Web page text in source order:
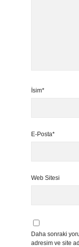
İsim*
E-Posta*
Web Sitesi
Daha sonraki
adresim ve site